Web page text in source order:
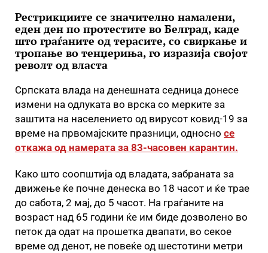
Рестрикциите се значително намалени,
еден ден по протестите во Белград, каде
што граѓаните од терасите, со свиркање и
тропање во тенџериња, го изразија својот
револт од власта
Српската влада на денешната седница донесе
измени на одлуката во врска со мерките за
заштита на населението од вирусот ковид-19 за
време на првомајските празници, односно се
откажа од намерата за 83-часовен карантин.
Како што соопштија од владата, забраната за
движење ќе почне денеска во 18 часот и ќе трае
до сабота, 2 мај, до 5 часот. На граѓаните на
возраст над 65 години ќе им биде дозволено во
петок да одат на прошетка двапати, во секое
време од денот, не повеќе од шестотини метри